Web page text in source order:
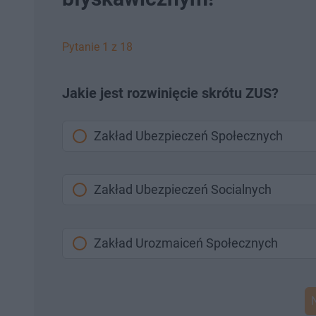
Pytanie 1 z 18
Jakie jest rozwinięcie skrótu ZUS?
Zakład Ubezpieczeń Społecznych
Zakład Ubezpieczeń Socialnych
Zakład Urozmaiceń Społecznych